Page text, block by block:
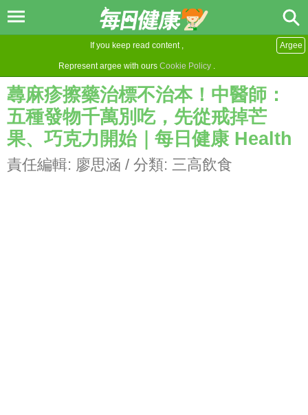
If you keep read content ,
Represent argee with ours Cookie Policy .
Argee
蕁麻疹擦藥治標不治本！中醫師：
五種發物千萬別吃，先從戒掉芒
果、巧克力開始｜每日健康 Health
責任編輯: 廖思涵 / 分類: 三高飲食